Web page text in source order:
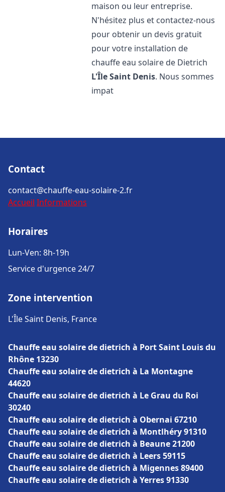
maison ou leur entreprise.
N'hésitez plus et contactez-nous
pour obtenir un devis gratuit
pour votre installation de
chauffe eau solaire de Dietrich
L'Île Saint Denis. Nous sommes
impat
Contact
contact@chauffe-eau-solaire-2.fr
Accueil Informations
Horaires
Lun-Ven: 8h-19h
Service d'urgence 24/7
Zone intervention
L'Île Saint Denis, France
Chauffe eau solaire de dietrich à Port Saint Louis du
Rhône 13230
Chauffe eau solaire de dietrich à La Montagne
44620
Chauffe eau solaire de dietrich à Le Grau du Roi
30240
Chauffe eau solaire de dietrich à Obernai 67210
Chauffe eau solaire de dietrich à Montlhéry 91310
Chauffe eau solaire de dietrich à Beaune 21200
Chauffe eau solaire de dietrich à Leers 59115
Chauffe eau solaire de dietrich à Migennes 89400
Chauffe eau solaire de dietrich à Yerres 91330